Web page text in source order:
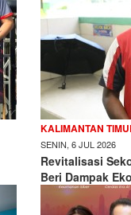
KALIMANTAN
SENIN, 6 JUL 2026
Revitalisasi
Beri Dampak